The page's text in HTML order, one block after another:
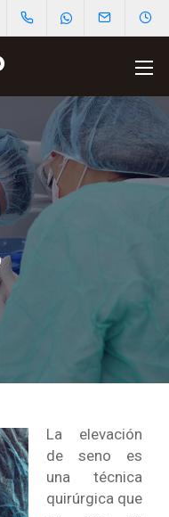
La elevación
de seno es
una técnica
quirúrgica que